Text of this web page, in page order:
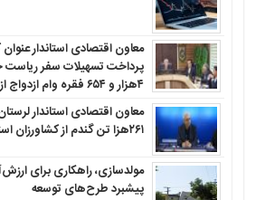
معاون اقتصادی استاندار
پرداخت تسهیلات سفر
۴هزار و ۶۵۴ فقره وام ازدواج از ابتدای سال جاری
معاون اقتصادی استاندار
۲۶۱هزا تن گندم از کشاورزان استان
مولدسازی، راهکاری برای
پیشبرد طرح‌های توسعه